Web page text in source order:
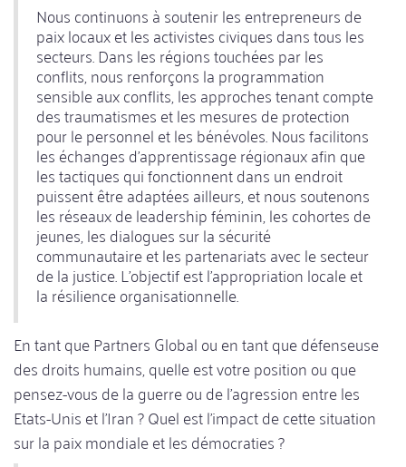
Nous continuons à soutenir les entrepreneurs de
paix locaux et les activistes civiques dans tous les
secteurs. Dans les régions touchées par les
conflits, nous renforçons la programmation
sensible aux conflits, les approches tenant compte
des traumatismes et les mesures de protection
pour le personnel et les bénévoles. Nous facilitons
les échanges d'apprentissage régionaux afin que
les tactiques qui fonctionnent dans un endroit
puissent être adaptées ailleurs, et nous soutenons
les réseaux de leadership féminin, les cohortes de
jeunes, les dialogues sur la sécurité
communautaire et les partenariats avec le secteur
de la justice. L'objectif est l'appropriation locale et
la résilience organisationnelle.
En tant que Partners Global ou en tant que défenseuse
des droits humains, quelle est votre position ou que
pensez-vous de la guerre ou de l'agression entre les
Etats-Unis et l'Iran ? Quel est l'impact de cette situation
sur la paix mondiale et les démocraties ?